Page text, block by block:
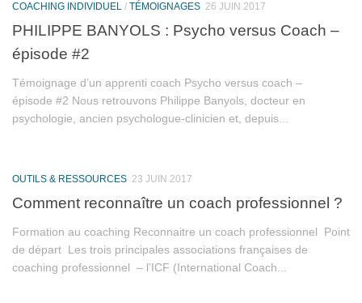
COACHING INDIVIDUEL / TÉMOIGNAGES 26 JUIN 2017
PHILIPPE BANYOLS : Psycho versus Coach –
épisode #2
Témoignage d’un apprenti coach Psycho versus coach –
épisode #2 Nous retrouvons Philippe Banyols, docteur en
psychologie, ancien psychologue-clinicien et, depuis...
OUTILS & RESSOURCES 23 JUIN 2017
Comment reconnaître un coach professionnel ?
Formation au coaching Reconnaitre un coach professionnel Point
de départ Les trois principales associations françaises de
coaching professionnel – l’ICF (International Coach...